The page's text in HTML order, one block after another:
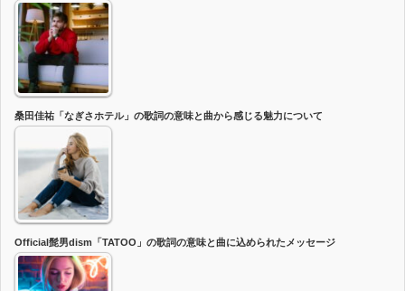
桑田佳祐「なぎさホテル」の歌詞の意味と曲から感じる魅力について
Official髭男dism「TATOO」の歌詞の意味と曲に込められたメッセージ